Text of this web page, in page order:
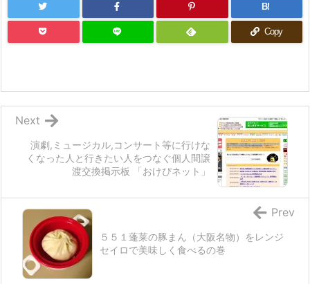
B!
Copy
演劇,ミュージカル,コンサート等に行けな
くなった人と行きたい人をつなぐ個人間譲
渡交換掲示板 「おけぴネット」
Next
５５１蓬莱の豚まん（大阪名物）をレンジ
セイロで美味しく食べるの巻
Prev